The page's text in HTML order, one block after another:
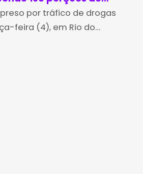
do Pires
por tráfico de drogas
feira (4), em Rio do